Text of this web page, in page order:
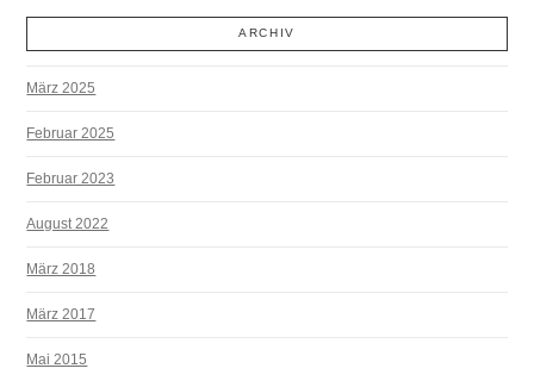
ARCHIV
März 2025
Februar 2025
Februar 2023
August 2022
März 2018
März 2017
Mai 2015